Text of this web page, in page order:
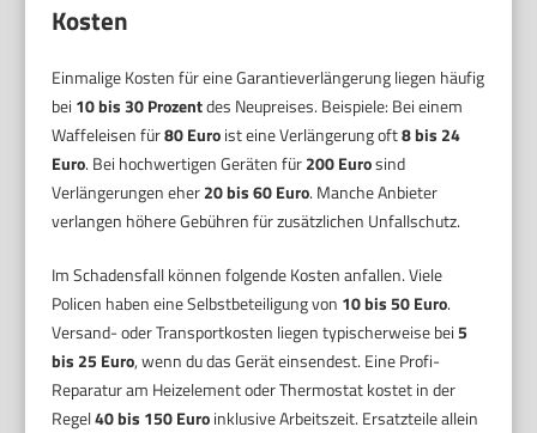
Kosten
Einmalige Kosten für eine Garantieverlängerung liegen häufig
bei 10 bis 30 Prozentdes Neupreises. Beispiele: Bei einem
Waffeleisen für80 Euroist eine Verlängerung oft8 bis 24
Euro. Bei hochwertigen Geräten für200 Eurosind
Verlängerungen eher20 bis 60 Euro. Manche Anbieter
verlangen höhere Gebühren für zusätzlichen Unfallschutz.
Im Schadensfall können folgende Kosten anfallen. Viele
Policen haben eine Selbstbeteiligung von 10 bis 50 Euro.
Versand- oder Transportkosten liegen typischerweise bei5
bis 25 Euro, wenn du das Gerät einsendest. Eine Profi-
Reparatur am Heizelement oder Thermostat kostet in der
Regel40 bis 150 Euroinklusive Arbeitszeit. Ersatzteile allein